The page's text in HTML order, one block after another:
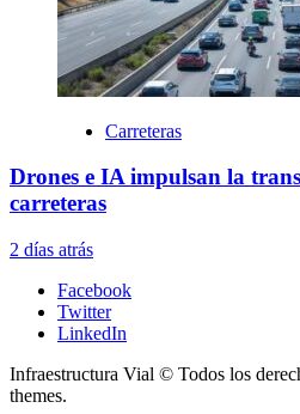
Carreteras
Drones e IA impulsan la
carreteras
2 días atrás
Facebook
Twitter
LinkedIn
Infraestructura Vial © Todos los
themes.